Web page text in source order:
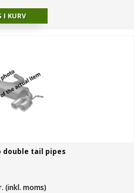
double tail pipes
(inkl. moms)